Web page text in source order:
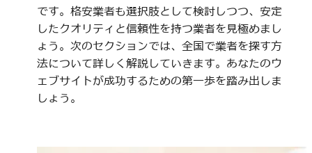
です。格安業者も選択肢として検討しつつ、安定
したクオリティと信頼性を持つ業者を見極めまし
ょう。次のセクションでは、全国で業者を探す方
法について詳しく解説していきます。あなたのウ
ェブサイトが成功するための第一歩を踏み出しま
しょう。